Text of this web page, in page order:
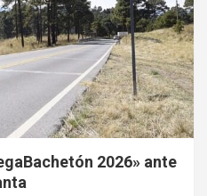
2026» ante